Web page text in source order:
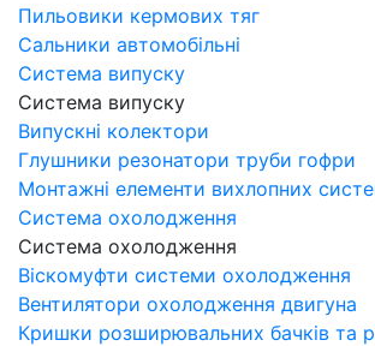
Пильовики кермових тяг
Сальники автомобільні
Система випуску
Система випуску
Випускні колектори
Глушники резонатори труби гофри
Монтажні елементи вихлопних
Система охолодження
Система охолодження
Віскомуфти системи охолодження
Вентилятори охолодження двигуна
Кришки розширювальних бачків та